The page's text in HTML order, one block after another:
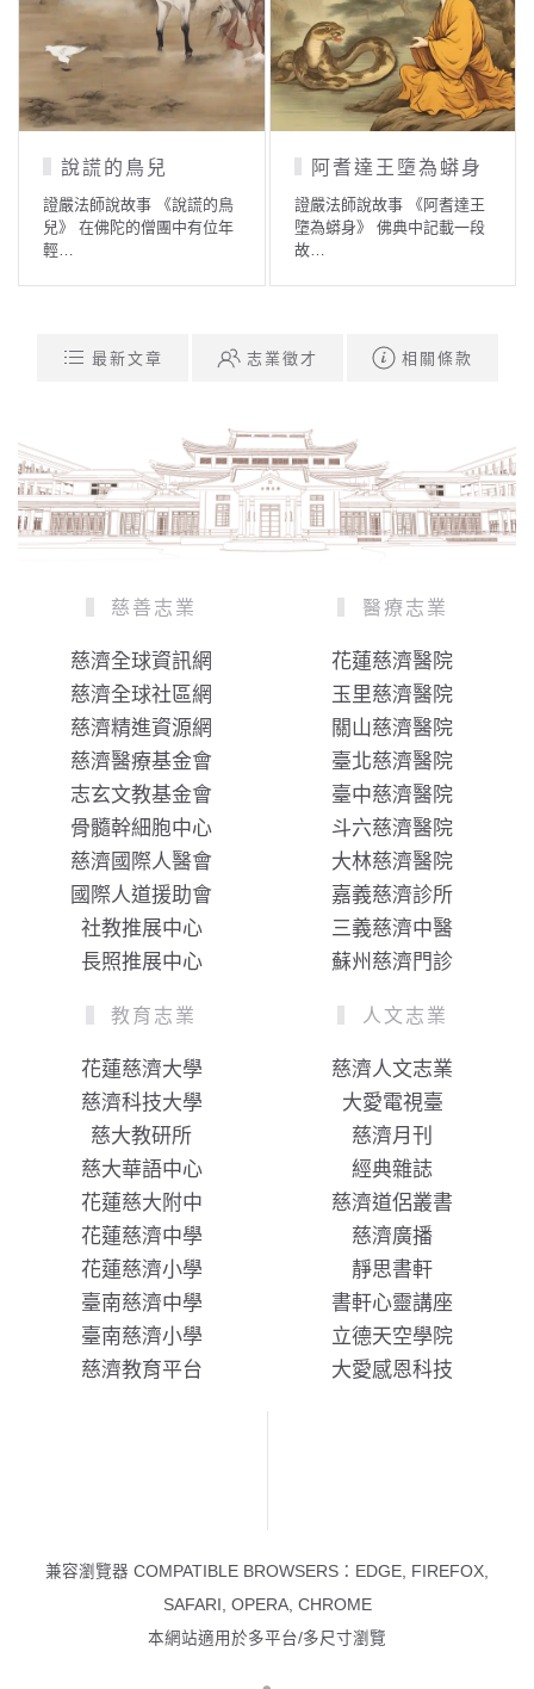
說謊的鳥兒
證嚴法師說故事 《說謊的鳥
兒》 在佛陀的僧團中有位年
輕…
阿耆達王墮為蟒身
證嚴法師說故事 《阿耆達王
墮為蟒身》 佛典中記載一段
故…
最新文章 志業徵才 相關條款
慈善志業
慈濟全球資訊網
慈濟全球社區網
慈濟精進資源網
慈濟醫療基金會
志玄文教基金會
骨髓幹細胞中心
慈濟國際人醫會
國際人道援助會
社教推展中心
長照推展中心
醫療志業
花蓮慈濟醫院
玉里慈濟醫院
關山慈濟醫院
臺北慈濟醫院
臺中慈濟醫院
斗六慈濟醫院
大林慈濟醫院
嘉義慈濟診所
三義慈濟中醫
蘇州慈濟門診
教育志業
花蓮慈濟大學
慈濟科技大學
慈大教研所
慈大華語中心
花蓮慈大附中
花蓮慈濟中學
花蓮慈濟小學
臺南慈濟中學
臺南慈濟小學
慈濟教育平台
人文志業
慈濟人文志業
大愛電視臺
慈濟月刊
經典雜誌
慈濟道侶叢書
慈濟廣播
靜思書軒
書軒心靈講座
立德天空學院
大愛感恩科技
兼容瀏覽器 COMPATIBLE BROWSERS：EDGE, FIREFOX,
SAFARI, OPERA, CHROME
本網站適用於多平台/多尺寸瀏覽